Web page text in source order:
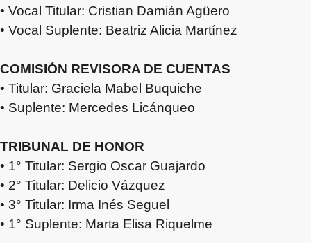
• Vocal Titular: Cristian Damián Agüero
• Vocal Suplente: Beatriz Alicia Martínez
COMISIÓN REVISORA DE CUENTAS
• Titular: Graciela Mabel Buquiche
• Suplente: Mercedes Licánqueo
TRIBUNAL DE HONOR
• 1° Titular: Sergio Oscar Guajardo
• 2° Titular: Delicio Vázquez
• 3° Titular: Irma Inés Seguel
• 1° Suplente: Marta Elisa Riquelme